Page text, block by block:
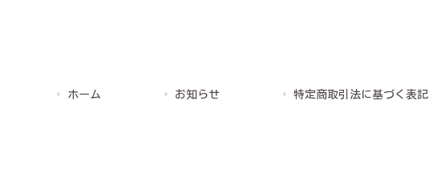
ホーム お知らせ 特定商取引法に基づく表記